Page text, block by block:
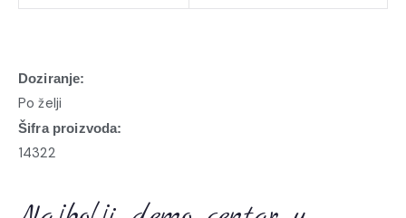
Doziranje:
Po želji
Šifra proizvoda:
14322